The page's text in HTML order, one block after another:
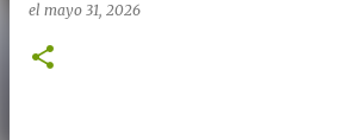
el mayo 31, 2026